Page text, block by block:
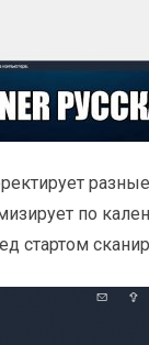
по
стартом